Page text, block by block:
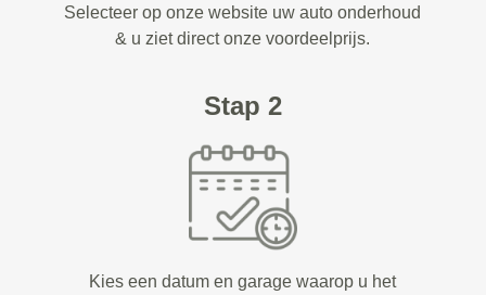
Selecteer op onze website uw auto onderhoud
& u ziet direct onze voordeelprijs.
Stap 2
Kies een datum en garage waarop u het